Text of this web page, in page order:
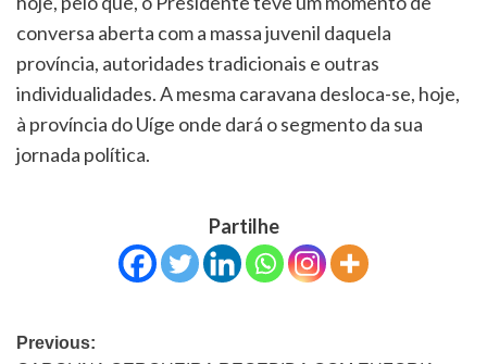
conversa aberta com a massa juvenil daquela
província, autoridades tradicionais e outras
individualidades. A mesma caravana desloca-se, hoje,
à província do Uíge onde dará o segmento da sua
jornada política.
Partilhe
Previous: